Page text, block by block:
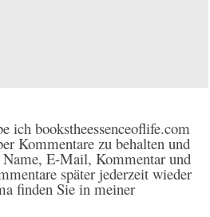
ich bookstheessenceoflife.com
Kommentare zu behalten und
Name, E-Mail, Kommentar und
später jederzeit wieder
finden Sie in meiner